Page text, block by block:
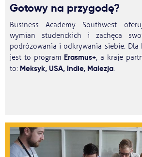
Gotowy na przygodę?
Business Academy Southwest
wymian studenckich i zachęca
podróżowania i odkrywania siebie. Dla
jest to program Erasmus+, a kraje
to: Meksyk, USA, Indie, Malezja.